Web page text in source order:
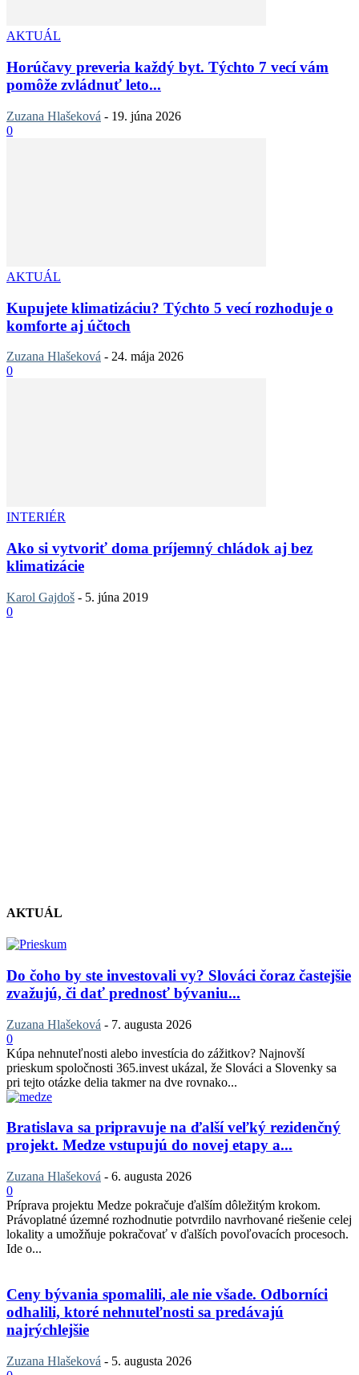
AKTUÁL
Horúčavy preveria každý byt. Týchto 7 vecí vám
pomôže zvládnuť leto...
Zuzana Hlašeková - 19. júna 2026
0
AKTUÁL
Kupujete klimatizáciu? Týchto 5 vecí rozhoduje o
komforte aj účtoch
Zuzana Hlašeková - 24. mája 2026
0
INTERIÉR
Ako si vytvoriť doma príjemný chládok aj bez
klimatizácie
Karol Gajdoš - 5. júna 2019
0
AKTUÁL
Do čoho by ste investovali vy? Slováci čoraz častejšie
zvažujú, či dať prednosť bývaniu...
Zuzana Hlašeková - 7. augusta 2026
0
Kúpa nehnuteľnosti alebo investícia do zážitkov? Najnovší
prieskum spoločnosti 365.invest ukázal, že Slováci a Slovenky sa
pri tejto otázke delia takmer na dve rovnako...
Bratislava sa pripravuje na ďalší veľký rezidenčný
projekt. Medze vstupujú do novej etapy a...
Zuzana Hlašeková - 6. augusta 2026
0
Príprava projektu Medze pokračuje ďalším dôležitým krokom.
Právoplatné územné rozhodnutie potvrdilo navrhované riešenie celej
lokality a umožňuje pokračovať v ďalších povoľovacích procesoch.
Ide o...
Ceny bývania spomalili, ale nie všade. Odborníci
odhalili, ktoré nehnuteľnosti sa predávajú
najrýchlejšie
Zuzana Hlašeková - 5. augusta 2026